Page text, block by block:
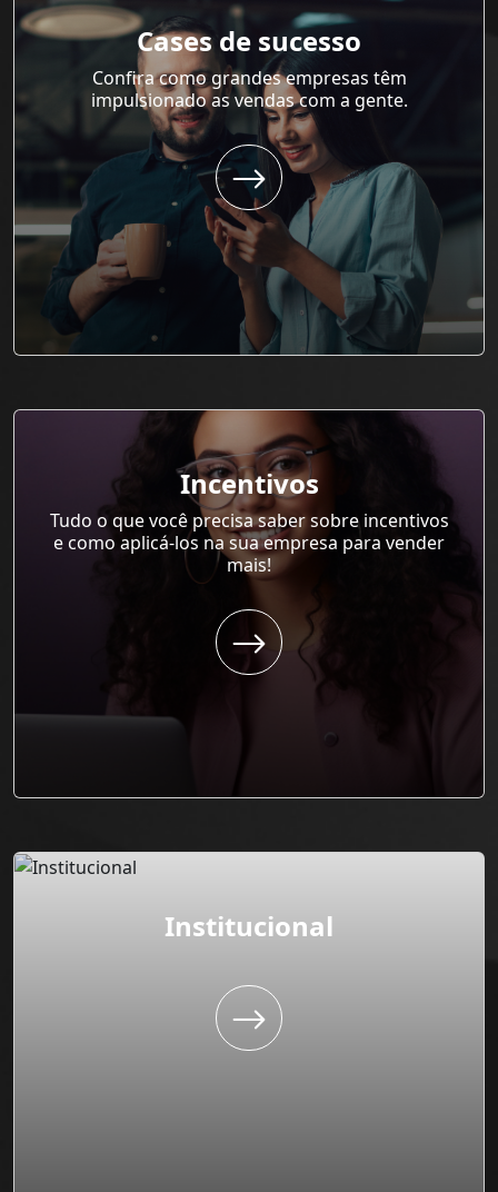
Cases de sucesso
Confira como grandes empresas têm
impulsionado as vendas com a gente.
Incentivos
Tudo o que você precisa saber sobre incentivos
e como aplicá-los na sua empresa para vender
mais!
Institucional